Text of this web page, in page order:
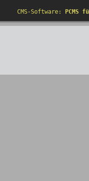
CMS-Software: PCMS